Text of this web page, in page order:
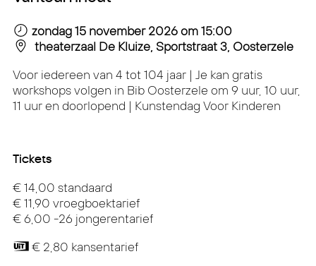
zondag 15 november 2026om 15:00
theaterzaal De Kluize, Sportstraat 3, Oosterzele
Voor iedereen van 4 tot 104 jaar | Je kan gratis
workshops volgen in Bib Oosterzele om 9 uur, 10 uur,
11 uur en doorlopend | Kunstendag Voor Kinderen
Tickets
€ 14,00 standaard
€ 11,90 vroegboektarief
€ 6,00 -26 jongerentarief
€ 2,80 kansentarief